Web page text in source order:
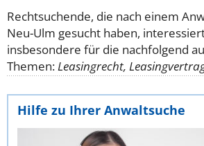
Rechtsuchende, die nach einem
Neu-Ulm gesucht haben,
insbesondere für die nachfolgend
Themen:Leasingrecht,
Hilfe zu Ihrer Anwaltsuche